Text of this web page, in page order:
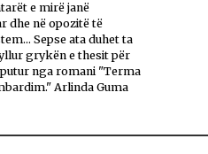
e mirë janë
dhe në opozitë të
Sepse ata duhet ta
grykën e thesit për
nga romani "Terma
Arlinda Guma